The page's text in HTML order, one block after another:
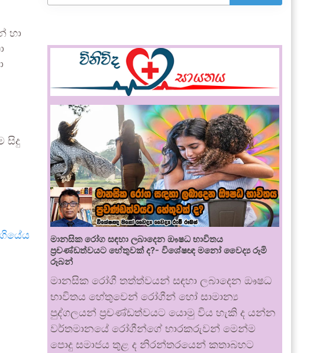
හා
සිදු
මානසික රෝග සඳහා ලබාදෙන ඖෂධ භාවිතය
ප්‍රචණ්ඩත්වයට හේතුවක් ද?- විශේෂඥ මනෝ වෛද්‍ය රූමි
රූබන්
මානසික රෝගී තත්ත්වයන් සඳහා ලබාදෙන ඖෂධ
භාවිතය හේතුවෙන් රෝගීන් හෝ සාමාන්‍ය
පුද්ගලයන් ප්‍රචණ්ඩත්වයට යොමු විය හැකි ද යන්න
වර්තමානයේ රෝගීන්ගේ භාරකරුවන් මෙන්ම
පොදු සමාජය තුළ ද නිරන්තරයෙන් කතාබහට